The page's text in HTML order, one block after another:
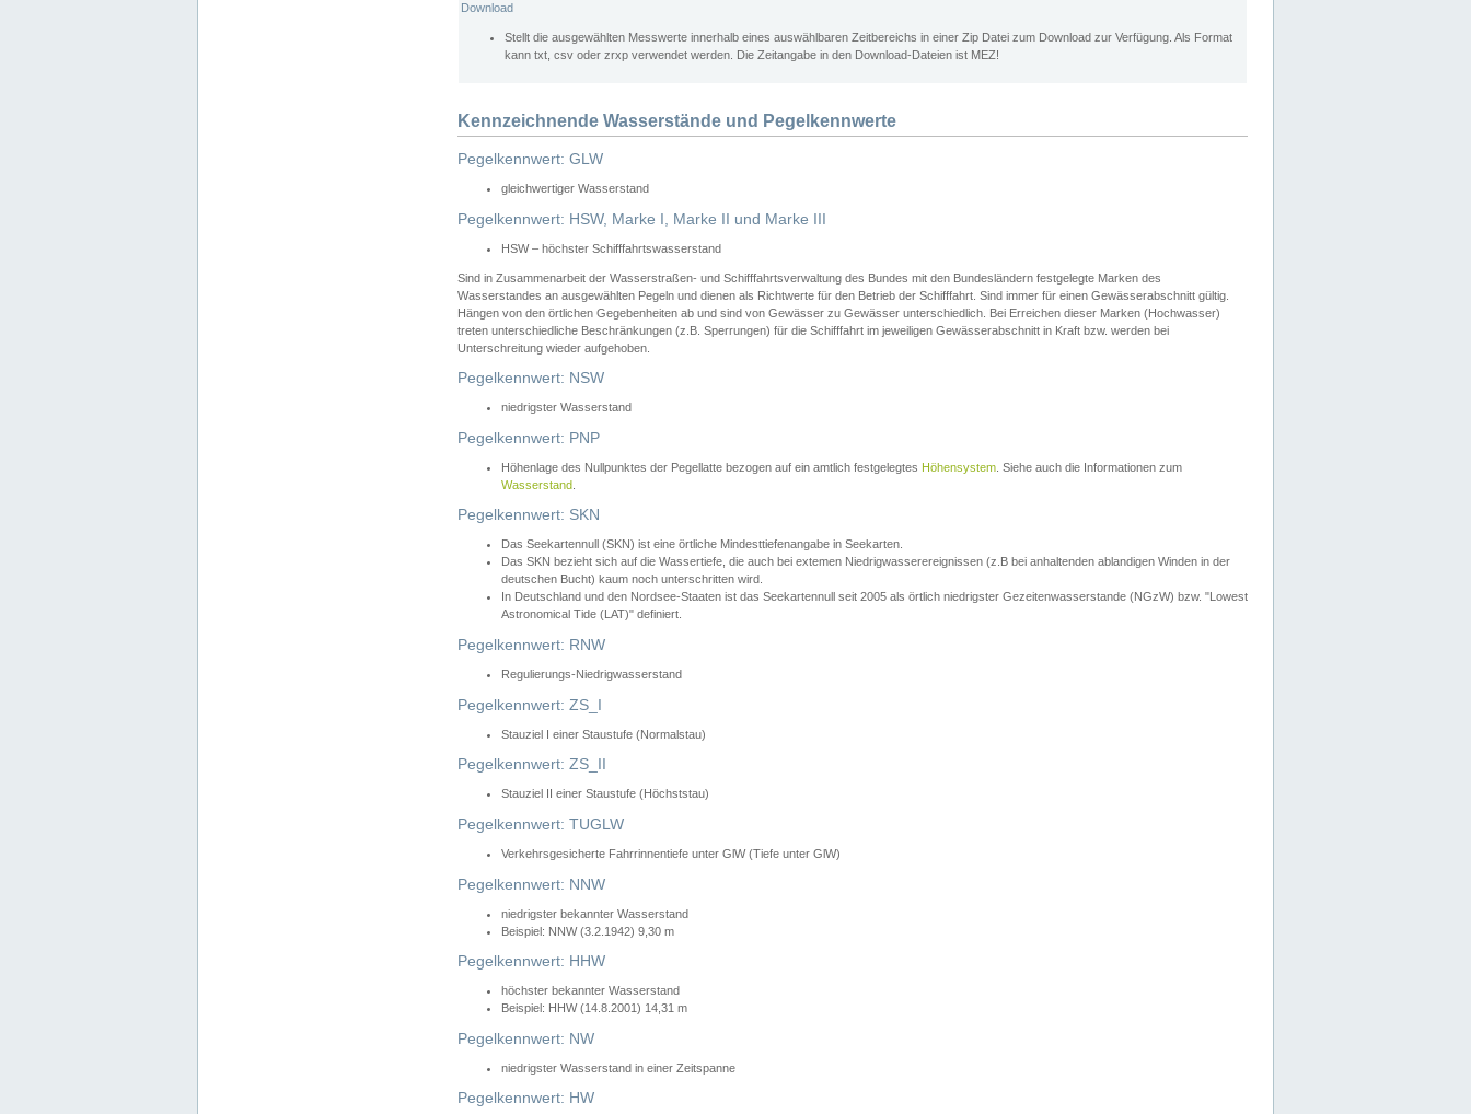
Download
Stellt die ausgewählten Messwerte innerhalb eines auswählbaren Zeitbereichs in einer Zip Datei zum Download zur Verfügung. Als Format
kann txt, csv oder zrxp verwendet werden. Die Zeitangabe in den Download-Dateien ist MEZ!
Kennzeichnende Wasserstände und Pegelkennwerte
Pegelkennwert: GLW
gleichwertiger Wasserstand
Pegelkennwert: HSW, Marke I, Marke II und Marke III
HSW – höchster Schifffahrtswasserstand
Sind in Zusammenarbeit der Wasserstraßen- und Schifffahrtsverwaltung des Bundes mit den Bundesländern festgelegte Marken des
Wasserstandes an ausgewählten Pegeln und dienen als Richtwerte für den Betrieb der Schifffahrt. Sind immer für einen Gewässerabschnitt gültig.
Hängen von den örtlichen Gegebenheiten ab und sind von Gewässer zu Gewässer unterschiedlich. Bei Erreichen dieser Marken (Hochwasser)
treten unterschiedliche Beschränkungen (z.B. Sperrungen) für die Schifffahrt im jeweiligen Gewässerabschnitt in Kraft bzw. werden bei
Unterschreitung wieder aufgehoben.
Pegelkennwert: NSW
niedrigster Wasserstand
Pegelkennwert: PNP
Höhenlage des Nullpunktes der Pegellatte bezogen auf ein amtlich festgelegtes Höhensystem . Siehe auch die Informationen zum
Wasserstand
Pegelkennwert: SKN
Das Seekartennull (SKN) ist eine örtliche Mindesttiefenangabe in Seekarten.
Das SKN bezieht sich auf die Wassertiefe, die auch bei extemen Niedrigwasserereignissen (z.B bei anhaltenden ablandigen Winden in der
deutschen Bucht) kaum noch unterschritten wird.
In Deutschland und den Nordsee-Staaten ist das Seekartennull seit 2005 als örtlich niedrigster Gezeitenwasserstande (NGzW) bzw. "Lowest
Astronomical Tide (LAT)" definiert.
Pegelkennwert: RNW
Regulierungs-Niedrigwasserstand
Pegelkennwert: ZS_I
Stauziel I einer Staustufe (Normalstau)
Pegelkennwert: ZS_II
Stauziel II einer Staustufe (Höchststau)
Pegelkennwert: TUGLW
Verkehrsgesicherte Fahrrinnentiefe unter GlW (Tiefe unter GlW)
Pegelkennwert: NNW
niedrigster bekannter Wasserstand
Beispiel: NNW (3.2.1942) 9,30 m
Pegelkennwert: HHW
höchster bekannter Wasserstand
Beispiel: HHW (14.8.2001) 14,31 m
Pegelkennwert: NW
niedrigster Wasserstand in einer Zeitspanne
Pegelkennwert: HW